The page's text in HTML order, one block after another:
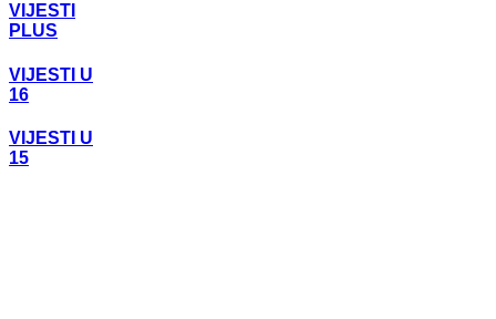
VIJESTI
PLUS
VIJESTI U
16
VIJESTI U
15